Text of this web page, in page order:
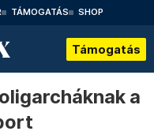
TÁMOGATÁS SHOP
Támogatás
a